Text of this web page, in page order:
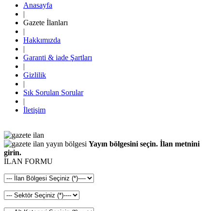
Anasayfa
|
Gazete İlanları
|
Hakkımızda
|
Garanti & iade Şartları
|
Gizlilik
|
Sık Sorulan Sorular
|
İletişim
Yayın bölgesini seçin. İlan metnini
girin.
İLAN FORMU